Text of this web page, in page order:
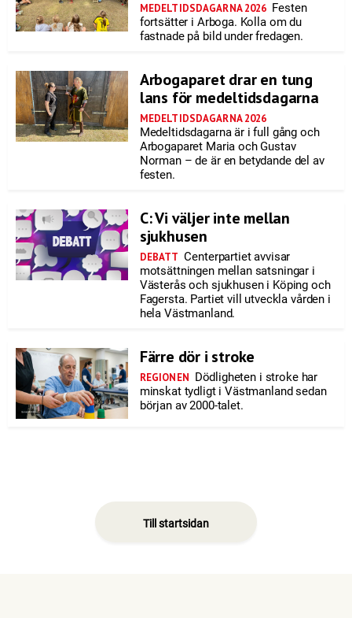
MEDELTIDSDAGARNA 2026 Festen
fortsätter i Arboga. Kolla om du
fastnade på bild under fredagen.
Arbogaparet drar en tung
lans för medeltidsdagarna
MEDELTIDSDAGARNA 2026
Medeltidsdagarna är i full gång och
Arbogaparet Maria och Gustav
Norman – de är en betydande del av
festen.
C: Vi väljer inte mellan
sjukhusen
DEBATT Centerpartiet avvisar
motsättningen mellan satsningar i
Västerås och sjukhusen i Köping och
Fagersta. Partiet vill utveckla vården i
hela Västmanland.
Färre dör i stroke
REGIONEN Dödligheten i stroke har
minskat tydligt i Västmanland sedan
början av 2000-talet.
Till startsidan